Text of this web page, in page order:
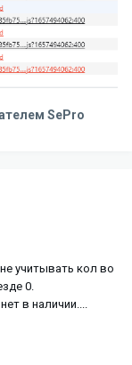
SePro
учитывать кол во
0.
в наличии....